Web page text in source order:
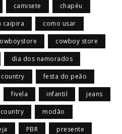
camisete chapéu
caipira como usar
cowboy store
dia dos namorados
festa do peão
fivela infantil jeans
modão
PBR presente